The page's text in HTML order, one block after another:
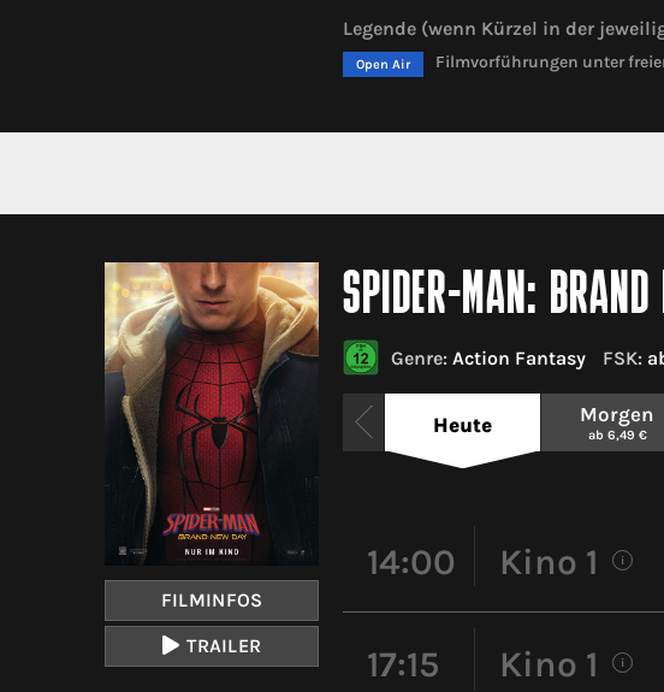
Legende (wenn Kürzel in der
Open Air Filmvorführungen unter
FILMINFOS
TRAILER
SPIDER-MAN: BRAND
Genre: Action Fantasy FSK:
Heute Morgen
ab 6,49 €
14:00 Kino 1 i
17:15 Kino 1 i